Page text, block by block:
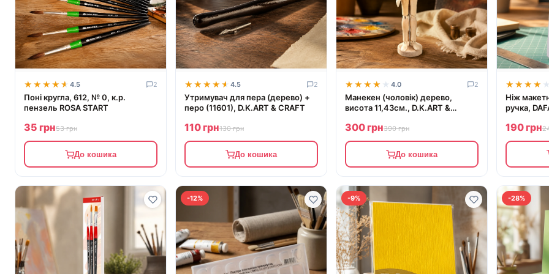
★★★★★
★★★★★ 4.5 2
Поні кругла, 612, № 0, к.р.
пензель ROSA START
35 грн53 грн
До кошика
★★★★★
★★★★★ 4.5 2
Утримувач для пера (дерево) +
перо (11601), D.K.ART & CRAFT
110 грн130 грн
До кошика
★★★★★
★★★★★ 4.0 2
Манекен (чоловік) дерево,
висота 11,43см., D.K.ART &
300 грн390 грн
До кошика
★★★★★
★★★★★
Ніж
ручка,
190 грн
-12% -9% -28%